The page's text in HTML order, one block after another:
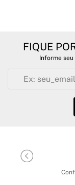
FIQUE
Informe